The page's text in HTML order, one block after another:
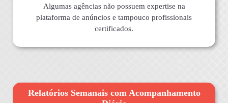
Algumas agências não possuem expertise na
plataforma de anúncios e tampouco profissionais
certificados.
Relatórios Semanais com Acompanhamento